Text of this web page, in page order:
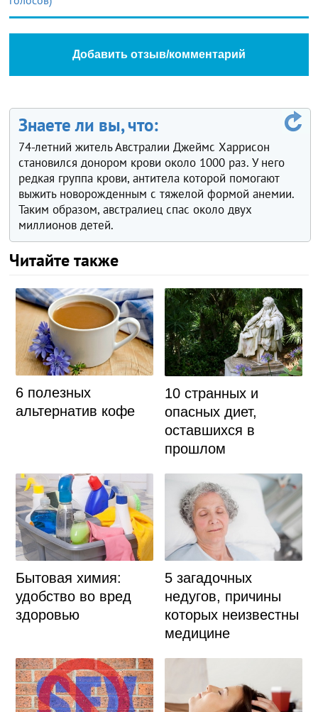
Добавить отзыв/комментарий
Знаете ли вы, что:
74-летний житель Австралии Джеймс Харрисон
становился донором крови около 1000 раз. У него
редкая группа крови, антитела которой помогают
выжить новорожденным с тяжелой формой анемии.
Таким образом, австралиец спас около двух
миллионов детей.
Читайте также
6 полезных
альтернатив кофе
10 странных и
опасных диет,
оставшихся в
прошлом
Бытовая химия:
удобство во вред
здоровью
5 загадочных
недугов, причины
которых неизвестны
медицине